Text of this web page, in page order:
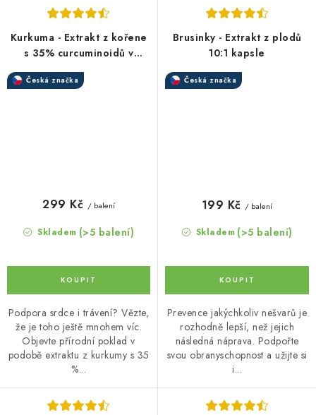
Kurkuma - Extrakt z kořene
s 35% curcuminoidů v
Česká značka
Skladem (>5 balení)
299 Kč / balení
Podpora srdce i trávení? Vězte,
že je toho ještě mnohem víc.
Objevte přírodní poklad v
podobě extraktu z kurkumy s 35
%...
Brusinky - Extrakt z plodů
10:1 kapsle
Česká značka
Skladem (>5 balení)
199 Kč / balení
Prevence jakýchkoliv nešvarů je
rozhodně lepší, než jejich
následná náprava. Podpořte
svou obranyschopnost a užijte si
i...